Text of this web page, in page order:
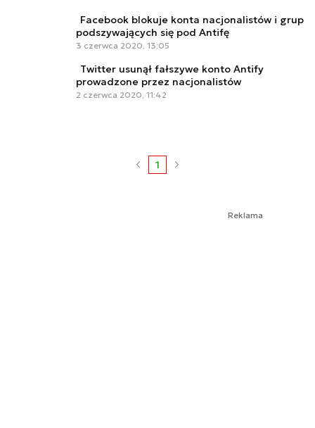
Facebook blokuje konta nacjonalistów i grup
podszywających się pod Antifę
3 czerwca 2020, 13:05
Twitter usunął fałszywe konto Antify
prowadzone przez nacjonalistów
2 czerwca 2020, 11:42
1
Reklama